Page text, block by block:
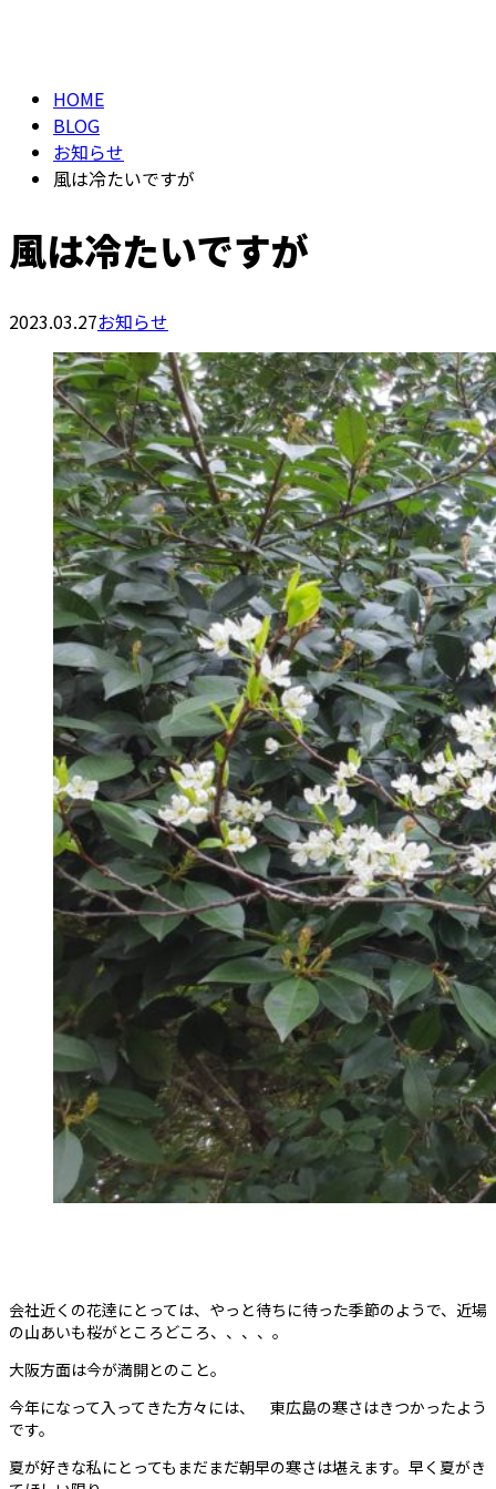
HOME
BLOG
お知らせ
風は冷たいですが
風は冷たいですが
2023.03.27お知らせ
会社近くの花逹にとっては、やっと待ちに待った季節のようで、近場
の山あいも桜がところどころ、、、、。
大阪方面は今が満開とのこと。
今年になって入ってきた方々には、 東広島の寒さはきつかったよう
です。
夏が好きな私にとってもまだまだ朝早の寒さは堪えます。早く夏がき